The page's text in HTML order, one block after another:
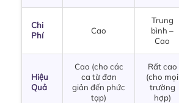
Chi
Phí
Cao
Trung
bình –
Cao
Hiệu
Quả
Cao (cho các
ca từ đơn
giản đến phức
tạp)
Rất cao
(cho mọi
trường
hợp)